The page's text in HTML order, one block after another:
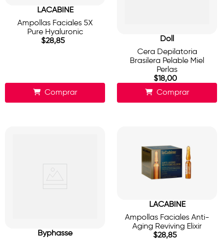
LACABINE
Ampollas Faciales 5X
Pure Hyaluronic
$28,85
Comprar
Doll
Cera Depilatoria
Brasilera Pelable Miel
Perlas
$18,00
Comprar
Byphasse
LACABINE
Ampollas Faciales Anti-
Aging Reviving Elixir
$28,85